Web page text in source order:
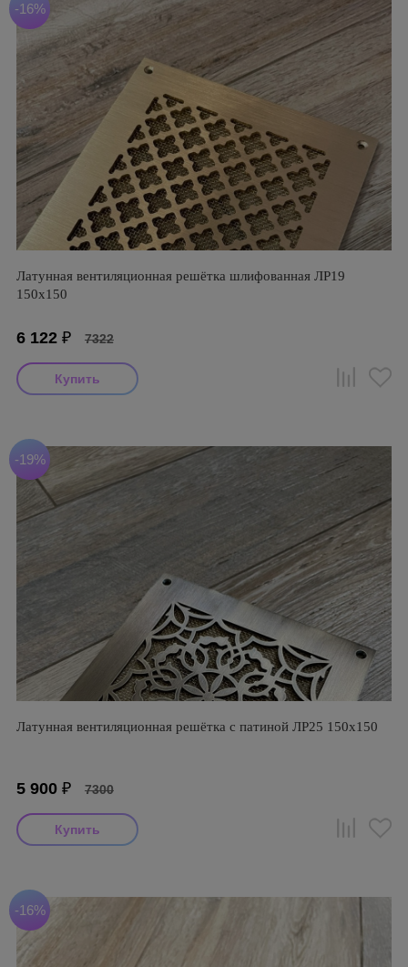
-16%
Латунная вентиляционная решётка шлифованная ЛР19
150х150
6 122 ₽ 7322
-19%
Латунная вентиляционная решётка с патиной ЛР25 150х150
5 900 ₽ 7300
-16%